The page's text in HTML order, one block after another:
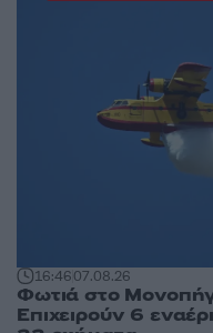
16:4607.08.26
Φωτιά στο
Επιχειρούν 6